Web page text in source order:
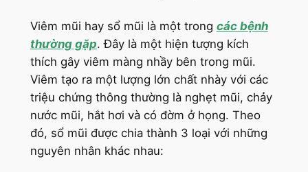
Viêm mũi hay sổ mũi là một trong các bệnh
thường gặp. Đây là một hiện tượng kích
thích gây viêm màng nhầy bên trong mũi.
Viêm tạo ra một lượng lớn chất nhày với các
triệu chứng thông thường là nghẹt mũi, chảy
nước mũi, hắt hơi và có đờm ở họng. Theo
đó, sổ mũi được chia thành 3 loại với những
nguyên nhân khác nhau: